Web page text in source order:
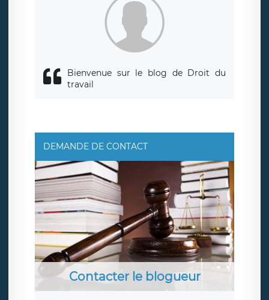
Bienvenue sur le blog de Droit du
travail
DEMANDE DE CONTACT
Contacter le blogueur